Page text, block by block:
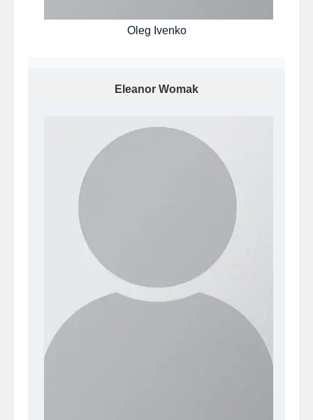
Oleg Ivenko
Eleanor Womak